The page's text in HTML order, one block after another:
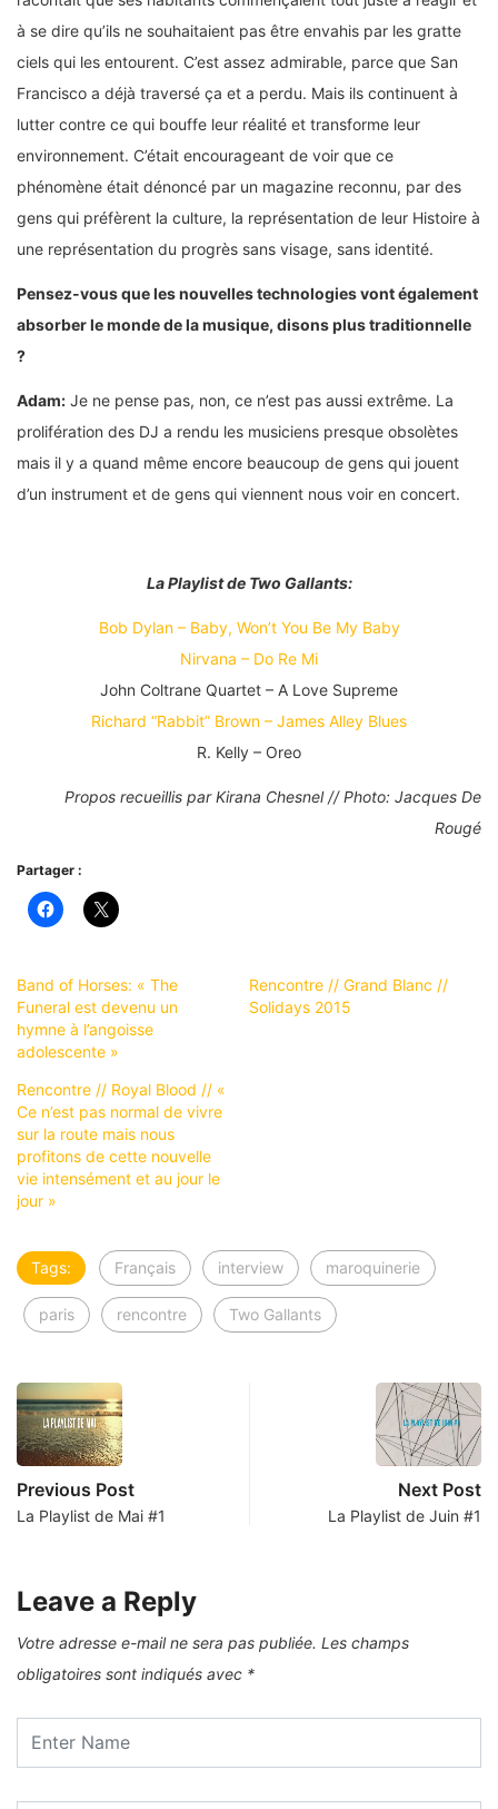
à se dire qu’ils ne souhaitaient pas être envahis par les gratte
ciels qui les entourent. C’est assez admirable, parce que San
Francisco a déjà traversé ça et a perdu. Mais ils continuent à
lutter contre ce qui bouffe leur réalité et transforme leur
environnement. C’était encourageant de voir que ce
phénomène était dénoncé par un magazine reconnu, par des
gens qui préfèrent la culture, la représentation de leur Histoire à
une représentation du progrès sans visage, sans identité.
Pensez-vous que les nouvelles technologies vont également
absorber le monde de la musique, disons plus traditionnelle
?
Adam: Je ne pense pas, non, ce n’est pas aussi extrême. La
prolifération des DJ a rendu les musiciens presque obsolètes
mais il y a quand même encore beaucoup de gens qui jouent
d’un instrument et de gens qui viennent nous voir en concert.
La Playlist de Two Gallants:
Bob Dylan – Baby, Won’t You Be My Baby
Nirvana – Do Re Mi
John Coltrane Quartet – A Love Supreme
Richard “Rabbit” Brown – James Alley Blues
R. Kelly – Oreo
Propos recueillis par Kirana Chesnel // Photo: Jacques De
Rougé
Partager :
Band of Horses: « The
Funeral est devenu un
hymne à l’angoisse
adolescente »
Rencontre // Grand Blanc //
Solidays 2015
Rencontre // Royal Blood // «
Ce n’est pas normal de vivre
sur la route mais nous
profitons de cette nouvelle
vie intensément et au jour le
jour »
Tags: Français interview maroquinerie
paris rencontre Two Gallants
Previous Post
La Playlist de Mai #1
Next Post
La Playlist de Juin #1
Leave a Reply
Votre adresse e-mail ne sera pas publiée. Les champs
obligatoires sont indiqués avec *